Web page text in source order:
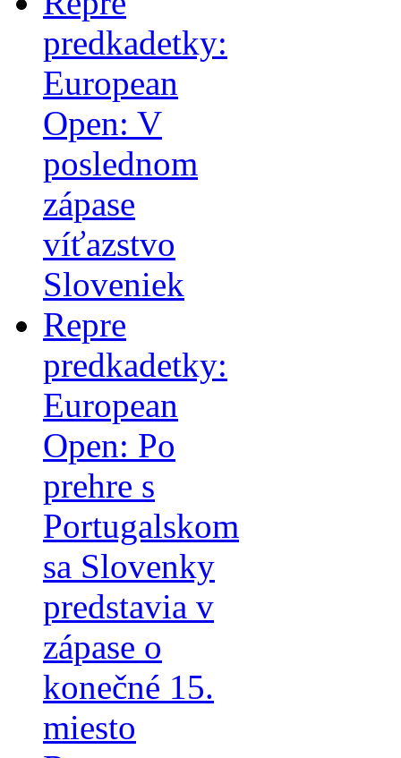
predkadetky:
European
Open: V
poslednom
zápase
víťazstvo
Sloveniek
Repre
predkadetky:
European
Open: Po
prehre s
Portugalskom
sa Slovenky
predstavia v
zápase o
konečné 15.
miesto